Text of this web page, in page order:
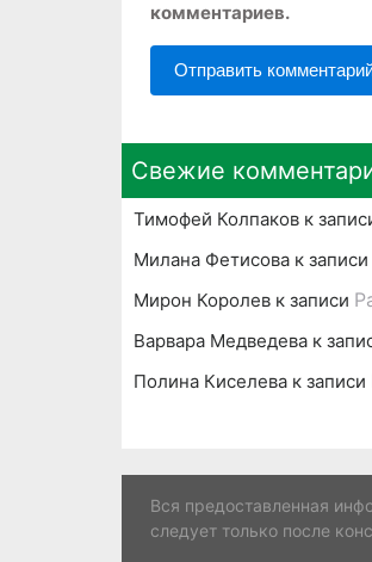
комментариев.
Свежие
Тимофей Колпаков к
Милана Фетисова к записи
Мирон Королев к записи
Варвара Медведева к
Полина Киселева к записи
Вся предоставленная
следует только после